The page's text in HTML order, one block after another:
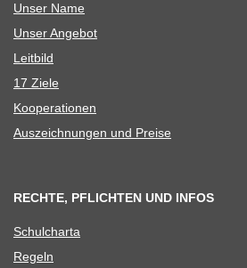
Unser Name
Unser Ange­bot
Leit­bild
17 Ziele
Koope­ra­tio­nen
Aus­zeich­nun­gen und Preise
RECHTE, PFLICHTEN UND INFOS
Schul­charta
Regeln